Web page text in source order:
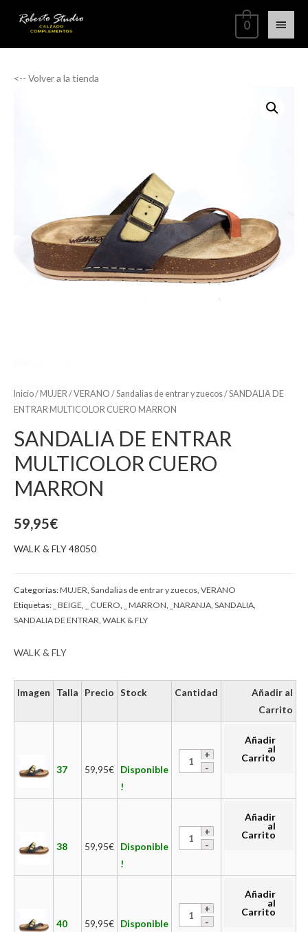
0
<-- Volver a la tienda
Inicio/ MUJER /VERANO /Sandalias de entrar y zuecos/ SANDALIA DE
ENTRAR MULTICOLOR CUERO MARRON
SANDALIA DE ENTRAR
MULTICOLOR CUERO
MARRON
59,95€
WALK & FLY 48050
Categorías:MUJER Sandalias de entrar y zuecos VERANO
Etiquetas: _ BEIGE _ CUERO _ MARRON _NARANJA SANDALIA
SANDALIA DE ENTRAR WALK & FLY
WALK & FLY
Imagen Talla Precio Stock Cantidad
Añadir al
Carrito
37 59,95€ Disponible
!
Añadir
al
Carrito
38 59,95€ Disponible
!
Añadir
al
Carrito
40 59,95€ Disponible
Añadir
al
Carrito